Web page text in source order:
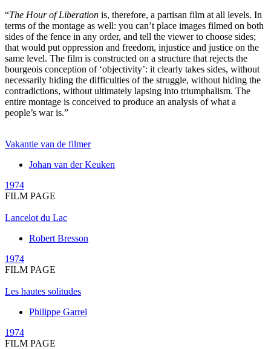
“The Hour of Liberation is, therefore, a partisan film at all levels. In
terms of the montage as well: you can’t place images filmed on both
sides of the fence in any order, and tell the viewer to choose sides;
that would put oppression and freedom, injustice and justice on the
same level. The film is constructed on a structure that rejects the
bourgeois conception of ‘objectivity’: it clearly takes sides, without
necessarily hiding the difficulties of the struggle, without hiding the
contradictions, without ultimately lapsing into triumphalism. The
entire montage is conceived to produce an analysis of what a
people’s war is.”
Vakantie van de filmer
Johan van der Keuken
1974
FILM PAGE
Lancelot du Lac
Robert Bresson
1974
FILM PAGE
Les hautes solitudes
Philippe Garrel
1974
FILM PAGE